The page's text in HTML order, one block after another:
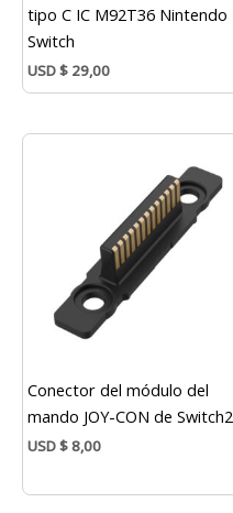
tipo C IC M92T36 Nintendo
Switch
USD$ 29,00
Conector del módulo del
mando JOY-CON de Switch2
USD$8,00